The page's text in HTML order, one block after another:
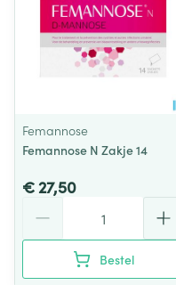
Femannose
Femannose N Zakje 14
€ 27,50
Bestel